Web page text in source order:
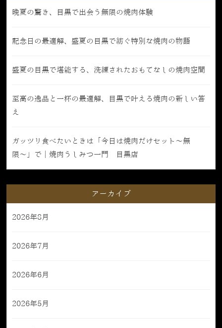
晩夏の驚き、目黒で出会う無限の焼肉体験
記念日の最適解、盛夏の目黒で紡ぐ特別な焼肉の物語
盛夏の目黒で堪能する、洗練されたおもてなしの焼肉空間
至高の逸品と一杯の最適解、目黒で叶える焼肉の新しい答
え
ガッツリ食べたいときは「今日は焼肉だけセット〜無
限〜」で｜焼肉うしみつ一門 目黒店
アーカイブ
2026年8月
2026年7月
2026年6月
2026年5月